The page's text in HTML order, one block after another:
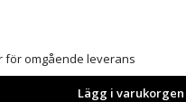
för omgående leverans
Lägg i varukorgen